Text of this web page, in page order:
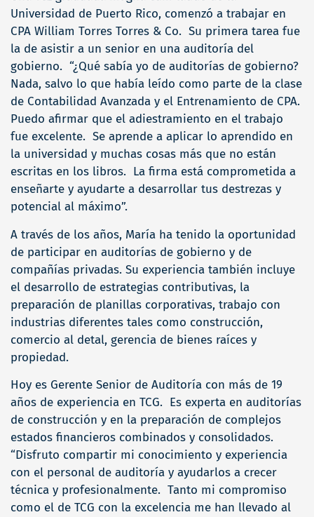
Universidad de Puerto Rico, comenzó a trabajar en
CPA William Torres Torres & Co. Su primera tarea fue
la de asistir a un senior en una auditoría del
gobierno. “¿Qué sabía yo de auditorías de gobierno?
Nada, salvo lo que había leído como parte de la clase
de Contabilidad Avanzada y el Entrenamiento de CPA.
Puedo afirmar que el adiestramiento en el trabajo
fue excelente. Se aprende a aplicar lo aprendido en
la universidad y muchas cosas más que no están
escritas en los libros. La firma está comprometida a
enseñarte y ayudarte a desarrollar tus destrezas y
potencial al máximo”.
A través de los años, María ha tenido la oportunidad
de participar en auditorías de gobierno y de
compañías privadas. Su experiencia también incluye
el desarrollo de estrategias contributivas, la
preparación de planillas corporativas, trabajo con
industrias diferentes tales como construcción,
comercio al detal, gerencia de bienes raíces y
propiedad.
Hoy es Gerente Senior de Auditoría con más de 19
años de experiencia en TCG. Es experta en auditorías
de construcción y en la preparación de complejos
estados financieros combinados y consolidados.
“Disfruto compartir mi conocimiento y experiencia
con el personal de auditoría y ayudarlos a crecer
técnica y profesionalmente. Tanto mi compromiso
como el de TCG con la excelencia me han llevado al